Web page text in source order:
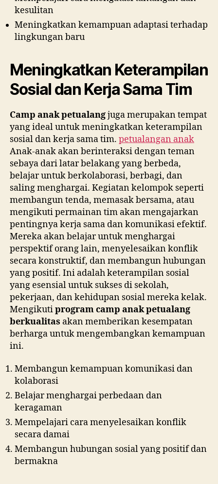
kesulitan
Meningkatkan kemampuan adaptasi terhadap
lingkungan baru
Meningkatkan Keterampilan
Sosial dan Kerja Sama Tim
Camp anak petualangjuga merupakan tempat
yang ideal untuk meningkatkan keterampilan
sosial dan kerja sama tim. petualangan anak
Anak-anak akan berinteraksi dengan teman
sebaya dari latar belakang yang berbeda,
belajar untuk berkolaborasi, berbagi, dan
saling menghargai. Kegiatan kelompok seperti
membangun tenda, memasak bersama, atau
mengikuti permainan tim akan mengajarkan
pentingnya kerja sama dan komunikasi efektif.
Mereka akan belajar untuk menghargai
perspektif orang lain, menyelesaikan konflik
secara konstruktif, dan membangun hubungan
yang positif. Ini adalah keterampilan sosial
yang esensial untuk sukses di sekolah,
pekerjaan, dan kehidupan sosial mereka kelak.
Mengikutiprogram camp anak petualang
berkualitas akan memberikan kesempatan
berharga untuk mengembangkan kemampuan
ini.
Membangun kemampuan komunikasi dan
kolaborasi
Belajar menghargai perbedaan dan
keragaman
Mempelajari cara menyelesaikan konflik
secara damai
Membangun hubungan sosial yang positif dan
bermakna